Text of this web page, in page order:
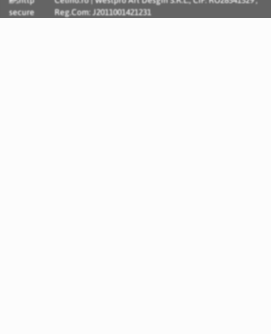
Reg.Com: J2011001421231